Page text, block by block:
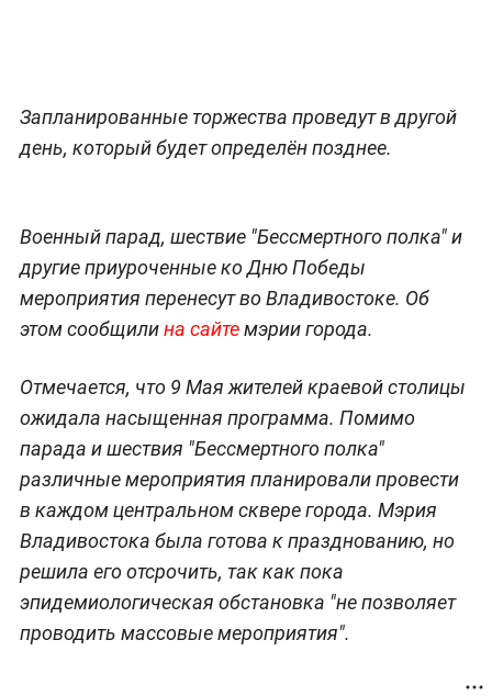
Запланированные торжества проведут в другой
день, который будет определён позднее.
Военный парад, шествие "Бессмертного полка" и
другие приуроченные ко Дню Победы
мероприятия перенесут во Владивостоке. Об
этом сообщилина сайтемэрии города.
Отмечается, что 9 Мая жителей краевой столицы
ожидала насыщенная программа. Помимо
парада и шествия "Бессмертного полка"
различные мероприятия планировали провести
в каждом центральном сквере города. Мэрия
Владивостока была готова к празднованию, но
решила его отсрочить, так как пока
эпидемиологическая обстановка "не позволяет
проводить массовые мероприятия".